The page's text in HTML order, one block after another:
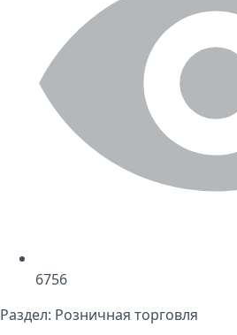
6756
Раздел: Розничная торговля